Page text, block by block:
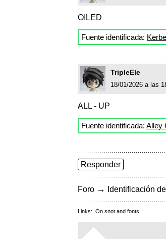
OILED
Fuente identificada:
TripleEle
18/01/2026 a las
ALL - UP
Fuente identificada: Alley
Responder
Foro → Identificación
Links: On snot and fonts